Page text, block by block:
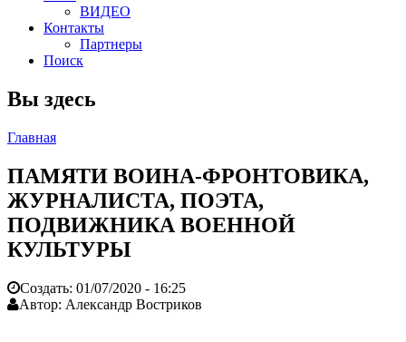
ВИДЕО
Контакты
Партнеры
Поиск
Вы здесь
Главная
ПАМЯТИ ВОИНА-ФРОНТОВИКА,
ЖУРНАЛИСТА, ПОЭТА,
ПОДВИЖНИКА ВОЕННОЙ
КУЛЬТУРЫ
Создать: 01/07/2020 - 16:25
Автор: Александр Востриков